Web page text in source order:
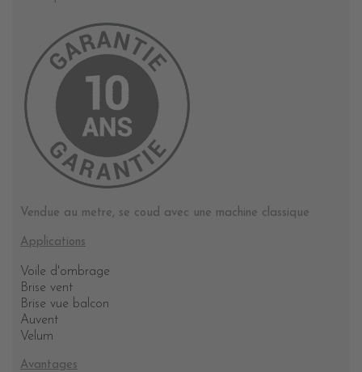
Vendue au metre, se coud avec une machine classique
Applications
Voile d'ombrage
Brise vent
Brise vue balcon
Auvent
Velum
Avantages